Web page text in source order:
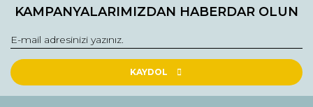
KAMPANYALARIMIZDAN HABERDAR OLUN
KAYDOL